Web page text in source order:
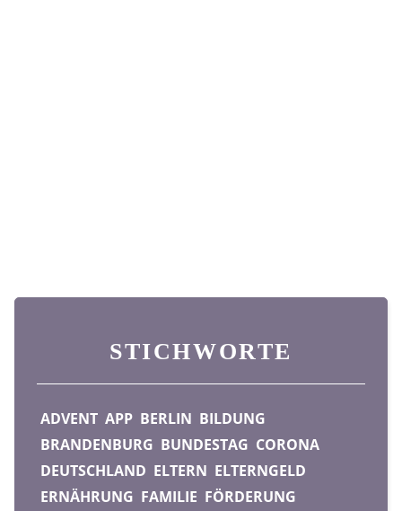
STICHWORTE
ADVENT APP BERLIN BILDUNG
BRANDENBURG BUNDESTAG CORONA
DEUTSCHLAND ELTERN ELTERNGELD
ERNÄHRUNG FAMILIE FÖRDERUNG